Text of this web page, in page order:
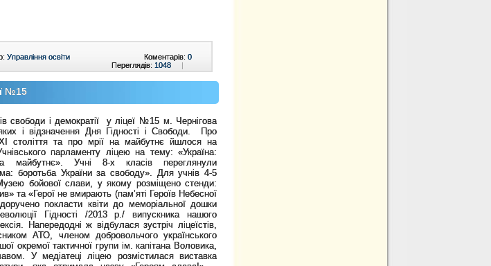
Управління освіти Коментарів: 0
Переглядів: 1048 |
№15
свободи і демократії у ліцеї №15 м. Чернігова
і відзначення Дня Гідності і Свободи. Про
століття та про мрії на майбутнє йшлося на
парламенту ліцею на тему: «Україна:
майбутнє». Учні 8-х класів переглянули
боротьба України за свободу». Для учнів 4-5
бойової слави, у якому розміщено стенди:
та «Герої не вмирають (пам’яті Героїв Небесної
покласти квіти до меморіальної дошки
Гідності /2013 р./ випускника нашого
Напередодні ж відбулася зустріч ліцеїстів,
АТО, членом добровольчого українського
окремої тактичної групи ім. капітана Воловика,
У медіатеці ліцею розмістилася виставка